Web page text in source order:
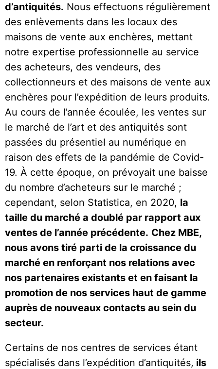
d’antiquités. Nous effectuons régulièrement
des enlèvements dans les locaux des
maisons de vente aux enchères, mettant
notre expertise professionnelle au service
des acheteurs, des vendeurs, des
collectionneurs et des maisons de vente aux
enchères pour l’expédition de leurs produits.
Au cours de l’année écoulée, les ventes sur
le marché de l’art et des antiquités sont
passées du présentiel au numérique en
raison des effets de la pandémie de Covid-
19. À cette époque, on prévoyait une baisse
du nombre d’acheteurs sur le marché ;
cependant, selon Statistica, en 2020, la
taille du marché a doublé par rapport aux
ventes de l’année précédente. Chez MBE,
nous avons tiré parti de la croissance du
marché en renforçant nos relations avec
nos partenaires existants et en faisant la
promotion de nos services haut de gamme
auprès de nouveaux contacts au sein du
secteur.
Certains de nos centres de services étant
spécialisés dans l’expédition d’antiquités, ils